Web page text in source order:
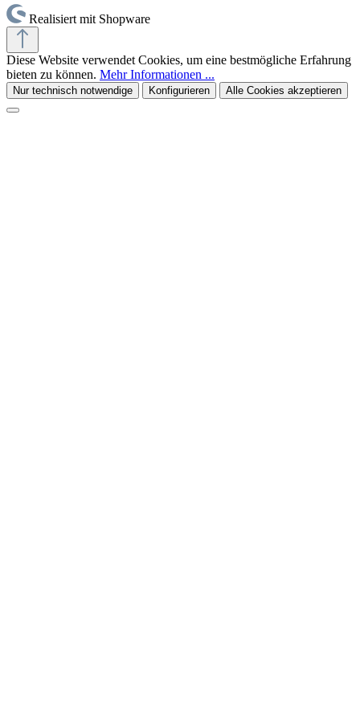
Realisiert mit Shopware
Diese Website verwendet Cookies, um eine bestmögliche Erfahrung
bieten zu können. Mehr Informationen ...
Nur technisch notwendige Konfigurieren Alle Cookies akzeptieren